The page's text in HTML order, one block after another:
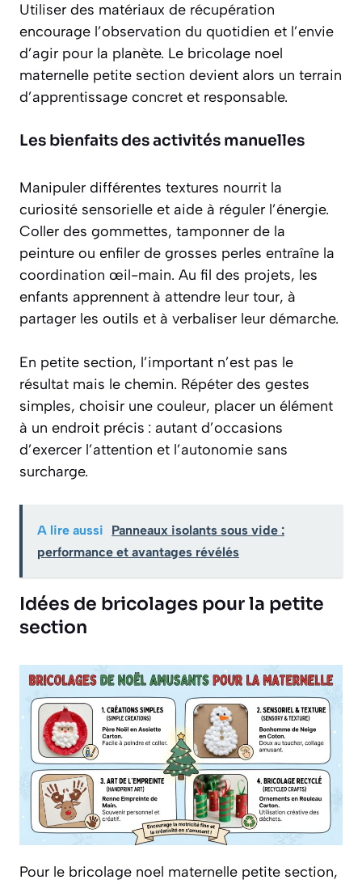
Utiliser des matériaux de récupération
encourage l’observation du quotidien et l’envie
d’agir pour la planète. Le bricolage noel
maternelle petite section devient alors un terrain
d’apprentissage concret et responsable.
Les bienfaits des activités manuelles
Manipuler différentes textures nourrit la
curiosité sensorielle et aide à réguler l’énergie.
Coller des gommettes, tamponner de la
peinture ou enfiler de grosses perles entraîne la
coordination œil-main. Au fil des projets, les
enfants apprennent à attendre leur tour, à
partager les outils et à verbaliser leur démarche.
En petite section, l’important n’est pas le
résultat mais le chemin. Répéter des gestes
simples, choisir une couleur, placer un élément
à un endroit précis : autant d’occasions
d’exercer l’attention et l’autonomie sans
surcharge.
A lire aussi
Panneaux isolants sous vide :
performance et avantages révélés
Idées de bricolages pour la petite
section
Pour le bricolage noel maternelle petite section,